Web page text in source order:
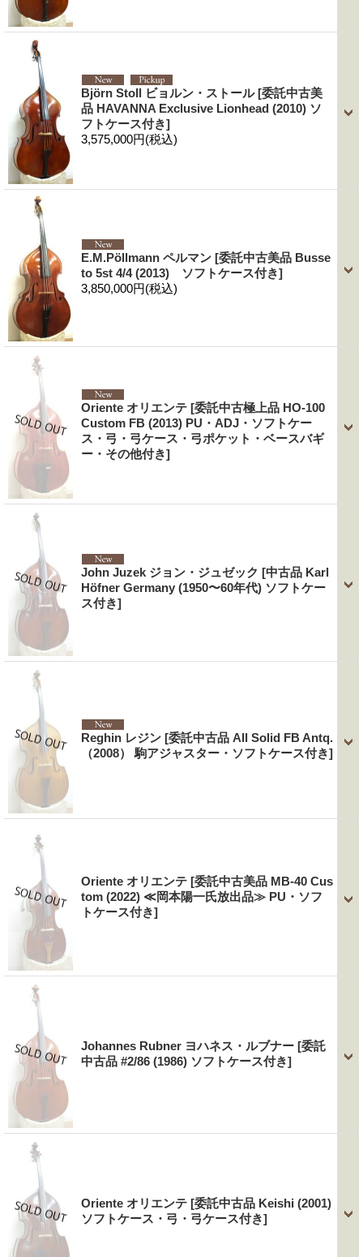
Björn Stoll ビョルン・ストール[委託中古美
品 HAVANNA Exclusive Lionhead (2010) ソ
フトケース付き]
3,575,000円(税込)
E.M.Pöllmann ペルマン [委託中古美品 Busse
to 5st 4/4 (2013) ソフトケース付き]
3,850,000円(税込)
Oriente オリエンテ [委託中古極上品 HO-100
Custom FB (2013) PU・ADJ・ソフトケー
ス・弓・弓ケース・弓ポケット・ベースバギ
ー・その他付き]
John Juzek ジョン・ジュゼック [中古品 Karl
Höfner Germany (1950〜60年代) ソフトケー
ス付き]
Reghin レジン [委託中古品 All Solid FB Antq.
（2008） 駒アジャスター・ソフトケース付き]
Oriente オリエンテ [委託中古美品 MB-40 Cus
tom (2022) ≪岡本陽一氏放出品≫ PU・ソフ
トケース付き]
Johannes Rubner ヨハネス・ルブナー [委託
中古品 #2/86 (1986) ソフトケース付き]
Oriente オリエンテ [委託中古品 Keishi (2001)
ソフトケース・弓・弓ケース付き]